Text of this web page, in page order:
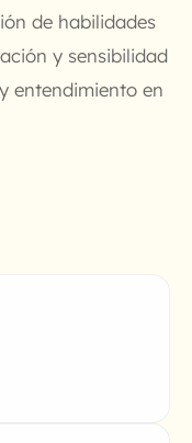
de habilidades
y sensibilidad
entendimiento en